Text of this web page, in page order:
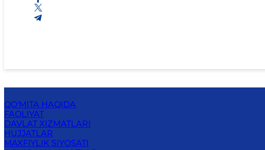
QO'MITA HAQIDA
FAOLIYAT
DAVLAT XIZMATLARI
HUJJATLAR
MAXFIYLIK SIYOSATI